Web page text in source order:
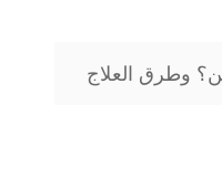
وطرق العلاج